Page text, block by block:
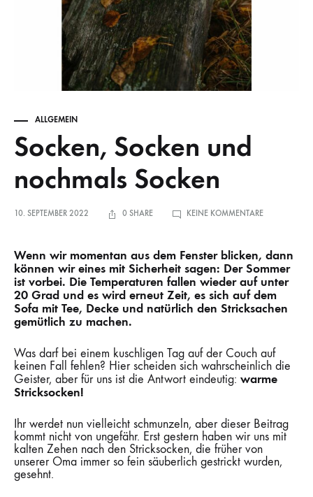
ALLGEMEIN
Socken, Socken und
nochmals Socken
10. SEPTEMBER 2022 0 SHARE KEINE KOMMENTAREZU
SOCKEN
Wenn wir momentan aus dem Fenster blicken, dann
können wir eines mit Sicherheit sagen: Der Sommer
ist vorbei. Die Temperaturen fallen wieder auf unter
20 Grad und es wird erneut Zeit, es sich auf dem
Sofa mit Tee, Decke und natürlich den Stricksachen
gemütlich zu machen.
Was darf bei einem kuschligen Tag auf der Couch auf
keinen Fall fehlen? Hier scheiden sich wahrscheinlich die
Geister, aber für uns ist die Antwort eindeutig: warme
Stricksocken!
Ihr werdet nun vielleicht schmunzeln, aber dieser Beitrag
kommt nicht von ungefähr. Erst gestern haben wir uns mit
kalten Zehen nach den Stricksocken, die früher von
unserer Oma immer so fein säuberlich gestrickt wurden,
gesehnt.